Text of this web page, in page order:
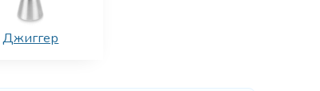
Джиггер